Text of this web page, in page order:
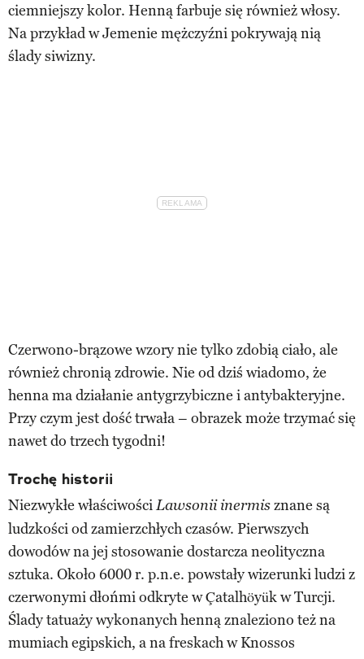
ciemniejszy kolor. Henną farbuje się również włosy.
Na przykład w Jemenie mężczyźni pokrywają nią
ślady siwizny.
Czerwono-brązowe wzory nie tylko zdobią ciało, ale
również chronią zdrowie. Nie od dziś wiadomo, że
henna ma działanie antygrzybiczne i antybakteryjne.
Przy czym jest dość trwała – obrazek może trzymać się
nawet do trzech tygodni!
Trochę historii
Niezwykłe właściwościLawsonii inermisznane są
ludzkości od zamierzchłych czasów. Pierwszych
dowodów na jej stosowanie dostarcza neolityczna
sztuka. Około 6000 r. p.n.e. powstały wizerunki ludzi z
czerwonymi dłońmi odkryte w Çatalhöyük w Turcji.
Ślady tatuaży wykonanych henną znaleziono też na
mumiach egipskich, a na freskach w Knossos